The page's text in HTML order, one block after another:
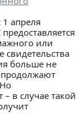
апреля
или
свидетельства
больше не
в случае такой